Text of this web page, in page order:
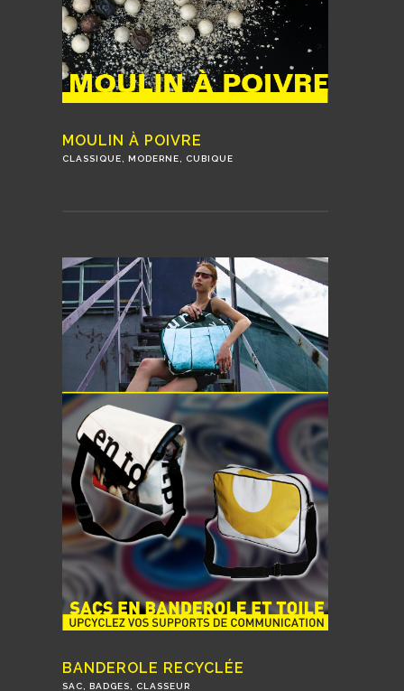
MOULIN À POIVRE
CLASSIQUE, MODERNE, CUBIQUE
BANDEROLE RECYCLÉE
SAC, BADGES, CLASSEUR